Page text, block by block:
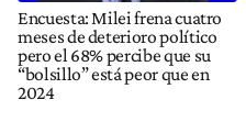
Encuesta: Milei frena cuatro
meses de deterioro político
pero el 68% percibe que su
“bolsillo” está peor que en
2024